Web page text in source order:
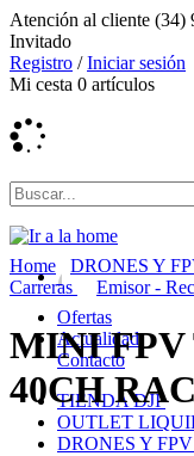
Atención al cliente (34)
Invitado
Registro /Iniciar sesión
Mi cesta 0 artículos
Ofertas
Actualidad
Contacto
TIENDA DJI
OUTLET
DRONES Y FPV
Home DRONES Y
Carreras
Emisor -
MINI FPV
40CH